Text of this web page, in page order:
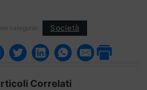
categorie: Società
Correlati